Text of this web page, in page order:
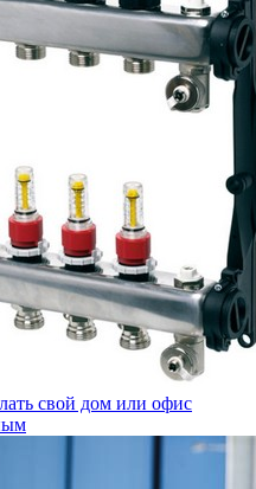
свой дом или офис